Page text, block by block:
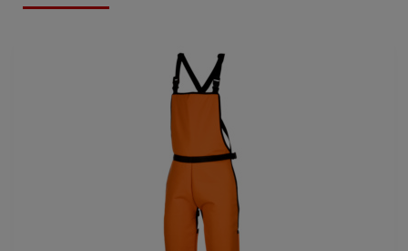
Lavable a